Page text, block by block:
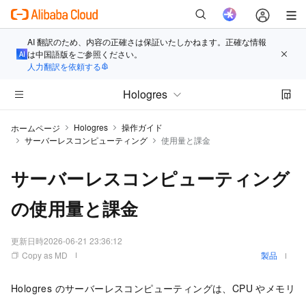
AI 翻訳のため、内容の正確さは保証いたしかねます。正確な情報
は中国語版をご参照ください。
人力翻訳を依頼する
Hologres
ホームページ Hologres
操作ガイド
サーバーレスコンピューティング
使用量と課金
サーバーレスコンピューティング
の使用量と課金
更新日時2026-06-21 23:36:12
Copy as MD
製品
Hologres のサーバーレスコンピューティングは、CPU やメモリ